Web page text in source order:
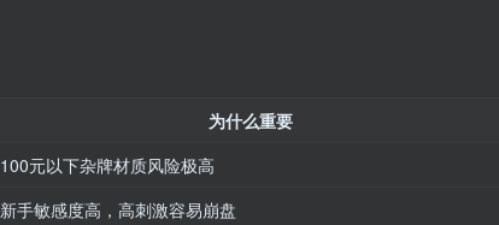
为什么重要
100元以下杂牌材质风险极高
新手敏感度高，高刺激容易崩盘